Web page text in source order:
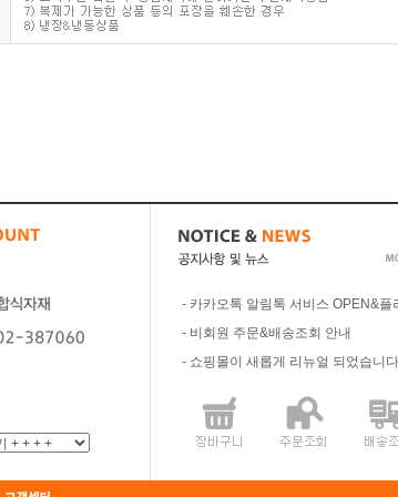
- 카카오톡 알림톡 서비스 OPEN&플
- 비회원 주문&배송조회 안내
- 쇼핑몰이 새롭게 리뉴얼 되었습니다